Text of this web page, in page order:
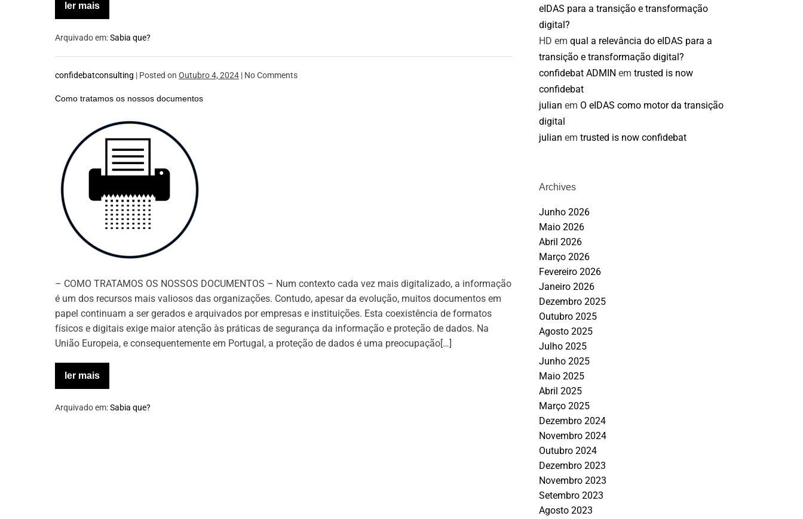
ler mais
Como
destruímos
(com
pessoais)
Arquivado em:Sabia que?
confidebatconsulting | Posted on Outubro 4, 2024 | NoComments
Como tratamos os nossos documentos
tratamos
nossos
documentos
– COMO TRATAMOS OS NOSSOS DOCUMENTOS – Num contexto cada vez mais digitalizado, a informação
é um dos recursos mais valiosos das organizações. Contudo, apesar da evolução, muitos documentos em
papel continuam a ser gerados e arquivados por empresas e instituições. Esta coexistência de formatos
físicos e digitais exige maior atenção às práticas de segurança da informação e proteção de dados. Na
União Europeia, e consequentemente em Portugal, a proteção de dados é uma preocupação[…]
ler mais
Como
tratamos
nossos
Arquivado em:Sabia que?
eIDAS para a transição e transformação
digital?
HD em qual a relevância do eIDAS para a
transição e transformação digital?
confidebat ADMIN em trusted is now
confidebat
julian em O eIDAS como motor da transição
digital
julian em trusted is now confidebat
Archives
Junho 2026
Maio 2026
Abril 2026
Março 2026
Fevereiro 2026
Janeiro 2026
Dezembro 2025
Outubro 2025
Agosto 2025
Julho 2025
Junho 2025
Maio 2025
Abril 2025
Março 2025
Dezembro 2024
Novembro 2024
Outubro 2024
Dezembro 2023
Novembro 2023
Setembro 2023
Agosto 2023